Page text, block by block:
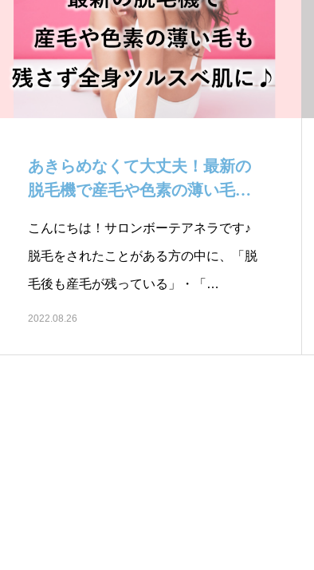
あきらめなくて大丈夫！最新の
脱毛機で産毛や色素の薄い毛も
こんにちは！サロンボーテアネラです♪
脱毛をされたことがある方の中に、「脱
毛後も産毛が残っている」・「…
2022.08.26